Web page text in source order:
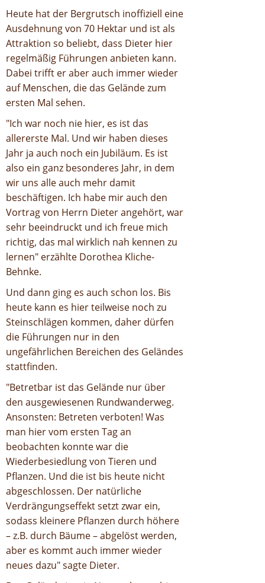
Heute hat der Bergrutsch inoffiziell eine
Ausdehnung von 70 Hektar und ist als
Attraktion so beliebt, dass Dieter hier
regelmäßig Führungen anbieten kann.
Dabei trifft er aber auch immer wieder
auf Menschen, die das Gelände zum
ersten Mal sehen.
"Ich war noch nie hier, es ist das
allererste Mal. Und wir haben dieses
Jahr ja auch noch ein Jubiläum. Es ist
also ein ganz besonderes Jahr, in dem
wir uns alle auch mehr damit
beschäftigen. Ich habe mir auch den
Vortrag von Herrn Dieter angehört, war
sehr beeindruckt und ich freue mich
richtig, das mal wirklich nah kennen zu
lernen" erzählte Dorothea Kliche-
Behnke.
Und dann ging es auch schon los. Bis
heute kann es hier teilweise noch zu
Steinschlägen kommen, daher dürfen
die Führungen nur in den
ungefährlichen Bereichen des Geländes
stattfinden.
"Betretbar ist das Gelände nur über
den ausgewiesenen Rundwanderweg.
Ansonsten: Betreten verboten! Was
man hier vom ersten Tag an
beobachten konnte war die
Wiederbesiedlung von Tieren und
Pflanzen. Und die ist bis heute nicht
abgeschlossen. Der natürliche
Verdrängungseffekt setzt zwar ein,
sodass kleinere Pflanzen durch höhere
– z.B. durch Bäume – abgelöst werden,
aber es kommt auch immer wieder
neues dazu" sagte Dieter.